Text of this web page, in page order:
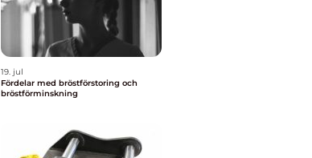
19. jul
Fördelar med bröstförstoring och
bröstförminskning